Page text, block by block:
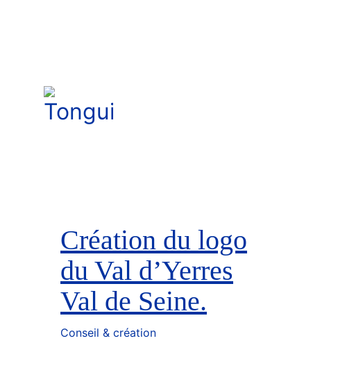
Création du logo
du Val d’Yerres
Val de Seine.
Conseil & création